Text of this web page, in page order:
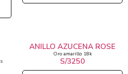
ANILLO AZUCENA ROSE
Oro amarillo 18k
S/3250